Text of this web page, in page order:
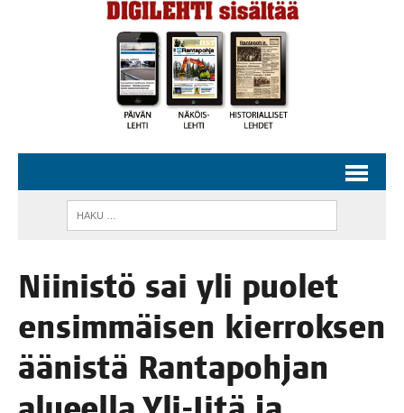
Nii­nis­tö sai yli puo­let
ensim­mäi­sen kier­rok­sen
äänis­tä Ran­ta­poh­jan